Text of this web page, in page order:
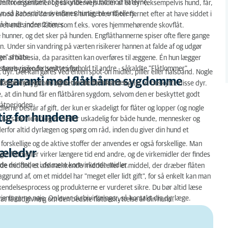
sygdomme
essentielt at beskytte sin hund mod flåterne.
og så undervejs falder af et dyr (eksempelvis hund, får,
så kan smitte overføres hurtigere end ellers.
Babesia canisinden 8 timer, blev flåter fjernet efter at have siddet i
hunde inden 2 timer.
end andre flåter, som f.eks. vores hjemmehørende skovflåt.
og det sker på hunden. Engflåthannerne spiser ofte flere gange
Under sin vandring på værten risikerer hannen at falde af og udgør
smitte.
af babesia, da parasitten kan overføres til æggene. Én hun lægger
risiko for smitte i forhold til andre - såkaldte "Flåtlommer".
forebyggende beskyttelse.
mod flåtbårne sygdomme
Det kan gøres ved enten spot-on midler, piller eller halsbånd. Nogle
ihjel kort tid efter de har bidt hunden.
sygdom, og det er derfor ekstra vigtigt at beskytte disse dyr.
din hund får en flåtbåren sygdom, selvom den er beskyttet godt
for hundene
består af gift, der kun er skadeligt for flåter og lopper (og nogle
og er derfor uskadelig for både hunde, mennesker og
altid dyrlægen og spørg om råd, inden du giver din hund et
og de aktive stoffer der anvendes er også forskellige. Man
flåtmidler virker længere tid end andre, og de virkemidler der findes
der findes i de mere kortvirkende midler.
middel, et afskrækkende middel eller et middel, der dræber flåten
af, om et middel har "meget eller lidt gift", for så enkelt kan man
og produkterne er vurderet sikre. Du bør altid læse
nøje. Oplever du bivirkninger, så kontakt din dyrlæge.
få rådgivning om den bedste flåtbeskyttelse af din hund.